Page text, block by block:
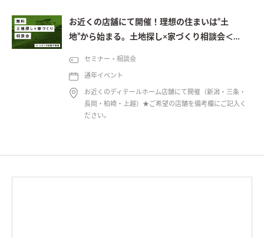
お近くの店舗にて開催！理想の住まいは“土
地”から始まる。土地探し×家づくり相談会＜予
セミナー・相談会
通年イベント
お近くのディテールホーム店舗にて開催（新潟・三条・
長岡・柏崎・上越）★ご希望の店舗を備考欄にご記入く
ださい。